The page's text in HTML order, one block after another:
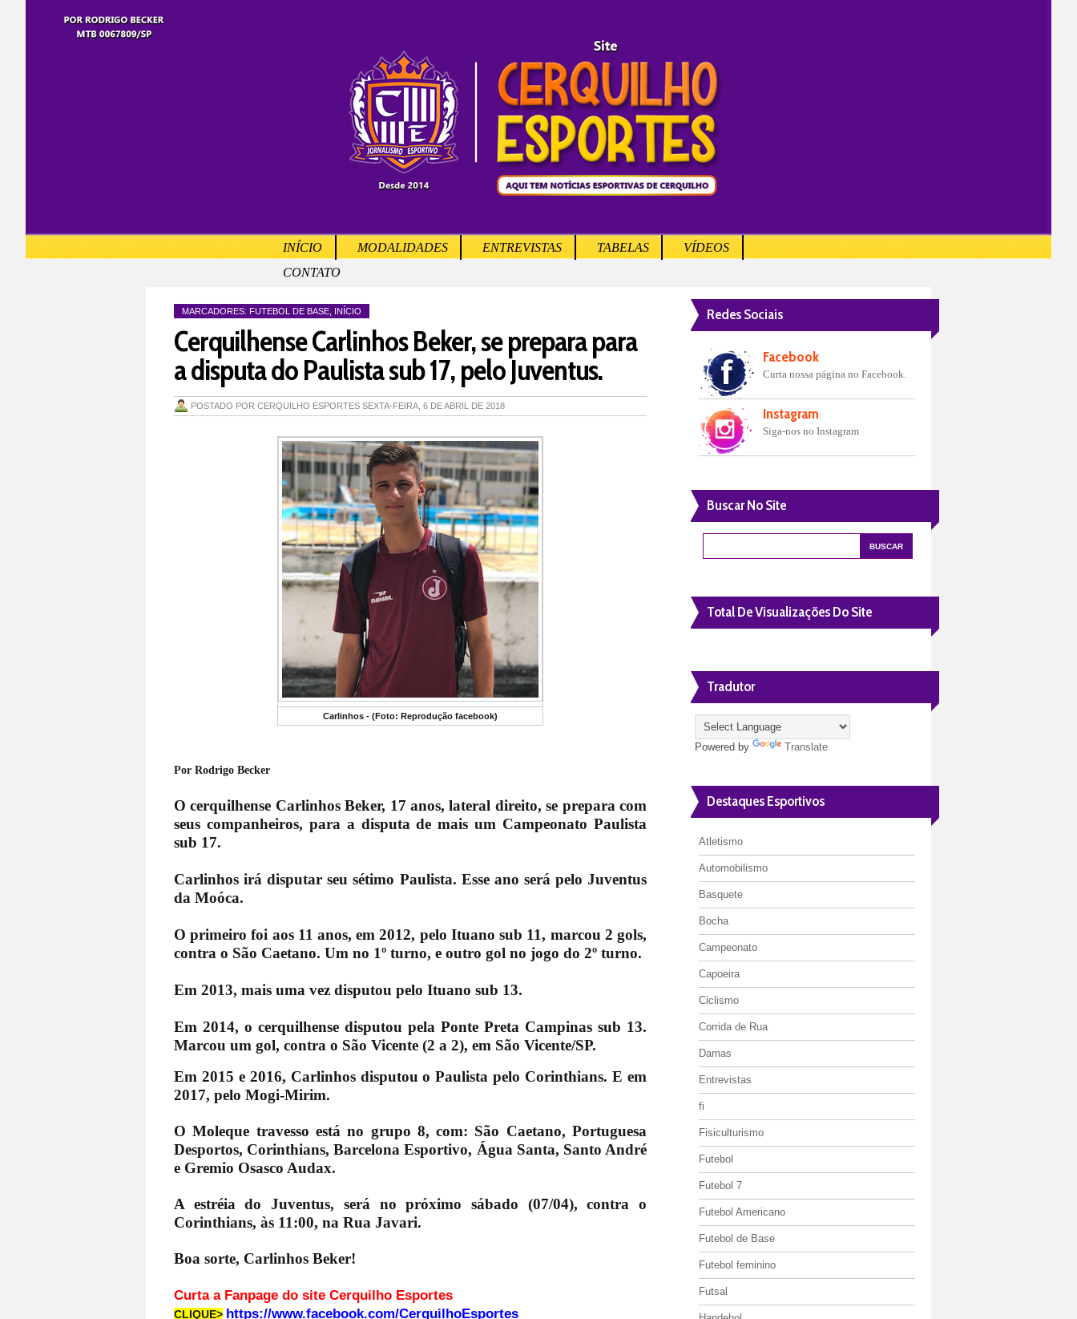
INÍCIO MODALIDADES ENTREVISTAS TABELAS
VÍDEOS
CONTATO
MARCADORES: FUTEBOL DE BASE INÍCIO
Cerquilhense Carlinhos Beker, se prepara para
a disputa do Paulista sub 17, pelo Juventus.
POSTADO POR CERQUILHO ESPORTES SEXTA-FEIRA, 6 DE ABRIL DE 2018
Carlinhos - (Foto: Reprodução facebook)
Por Rodrigo Becker
O cerquilhense Carlinhos Beker, 17 anos, lateral direito, se prepara com
seus companheiros, para a disputa de mais um Campeonato Paulista
sub 17.
Carlinhos irá disputar seu sétimo Paulista. Esse ano será pelo Juventus
da Moóca.
O primeiro foi aos 11 anos, em 2012, pelo Ituano sub 11, marcou 2 gols,
contra o São Caetano. Um no 1º turno, e outro gol no jogo do 2º turno.
Em 2013, mais uma vez disputou pelo Ituano sub 13.
Em 2014, o cerquilhense disputou pela Ponte Preta Campinas sub 13.
Marcou um gol, contra o São Vicente (2 a 2), em São Vicente/SP.
Em 2015 e 2016, Carlinhos disputou o Paulista pelo Corinthians. E em
2017, pelo Mogi-Mirim.
O Moleque travesso está no grupo 8, com: São Caetano, Portuguesa
Desportos, Corinthians, Barcelona Esportivo, Água Santa, Santo André
e Gremio Osasco Audax.
A estréia do Juventus, será no próximo sábado (07/04), contra o
Corinthians, às 11:00, na Rua Javari.
Boa sorte, Carlinhos Beker!
Curta a Fanpage do site Cerquilho Esportes
CLIQUE> https://www.facebook.com/CerquilhoEsportes
Redes Sociais
Facebook
Curta nossa página no Facebook.
Instagram
Siga-nos no Instagram
Buscar No Site
Total De Visualizações Do Site
Tradutor
Powered by Translate
Destaques Esportivos
Atletismo
Automobilismo
Basquete
Bocha
Campeonato
Capoeira
Ciclismo
Corrida de Rua
Damas
Entrevistas
fi
Fisiculturismo
Futebol
Futebol 7
Futebol Americano
Futebol de Base
Futebol feminino
Futsal